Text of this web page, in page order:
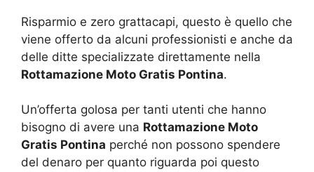
Risparmio e zero grattacapi, questo è quello che
viene offerto da alcuni professionisti e anche da
delle ditte specializzate direttamente nella
Rottamazione Moto Gratis Pontina.
Un’offerta golosa per tanti utenti che hanno
bisogno di avere una Rottamazione Moto
Gratis Pontina perché non possono spendere
del denaro per quanto riguarda poi questo